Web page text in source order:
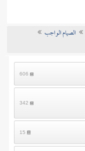
الصيام الواجب
606
342
15